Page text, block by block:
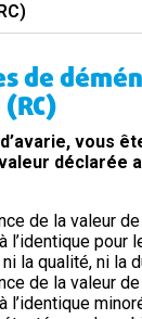
de
vous
déclarée
de la valeur de
l’identique pour
ni la qualité, ni la
de la valeur de
l’identique